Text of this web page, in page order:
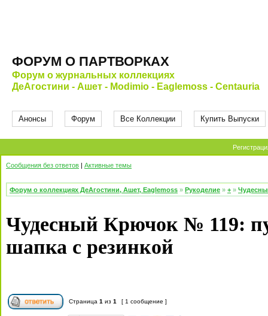
ФОРУМ О ПАРТВОРКАХ
Форум о журнальных коллекциях
ДеАгостини - Ашет - Modimio - Eaglemoss - Centauria
Анонсы Форум Все Коллекции Купить Выпуски
Сообщения без ответов | Активные темы
Форум о коллекциях ДеАгостини, Ашет, Eaglemoss » Рукоделие » + »
Чудесный Крючок № 119:
шапка с резинкой
Страница 1 из 1 [ 1 сообщение ]